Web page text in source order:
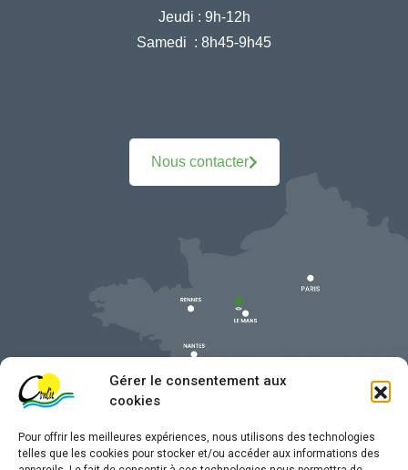
Gérer le consentement aux
cookies
Pour offrir les meilleures expériences, nous utilisons des technologies
telles que les cookies pour stocker et/ou accéder aux informations des
Jeudi : 9h-12h
Samedi : 8h45-9h45
Nous contacter